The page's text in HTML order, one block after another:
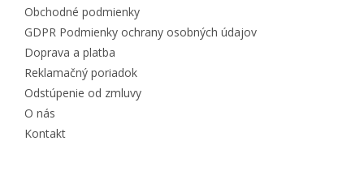
Obchodné podmienky
GDPR Podmienky ochrany osobných údajov
Doprava a platba
Reklamačný poriadok
Odstúpenie od zmluvy
O nás
Kontakt